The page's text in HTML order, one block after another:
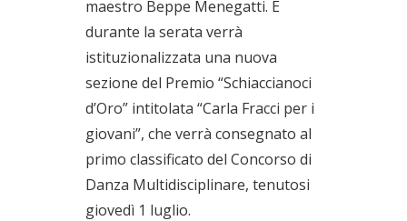
maestro Beppe Menegatti. E
durante la serata verrà
istituzionalizzata una nuova
sezione del Premio “Schiaccianoci
d’Oro” intitolata “Carla Fracci per i
giovani”, che verrà consegnato al
primo classificato del Concorso di
Danza Multidisciplinare, tenutosi
giovedì 1 luglio.